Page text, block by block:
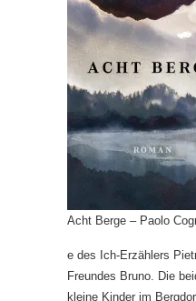
Acht Berge – Paolo
e des Ich-Erzählers
Freundes Bruno. Die
kleine Kinder im